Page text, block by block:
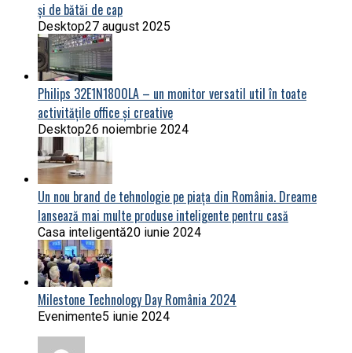
și de bătăi de cap
Desktop27 august 2025
Philips 32E1N1800LA – un monitor versatil util în toate
activitățile office și creative
Desktop26 noiembrie 2024
Un nou brand de tehnologie pe piața din România. Dreame
lansează mai multe produse inteligente pentru casă
Casa inteligentă20 iunie 2024
Milestone Technology Day România 2024
Evenimente5 iunie 2024